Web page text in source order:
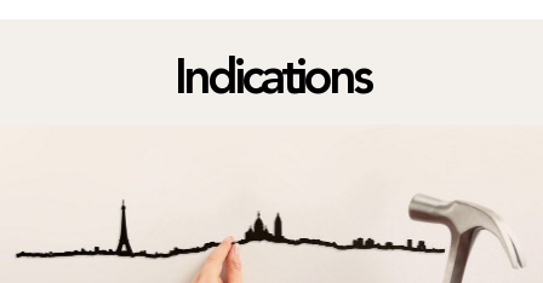
Indications